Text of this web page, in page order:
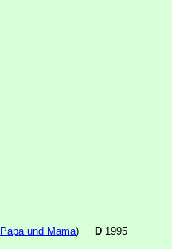
Papa und Mama) D 1995